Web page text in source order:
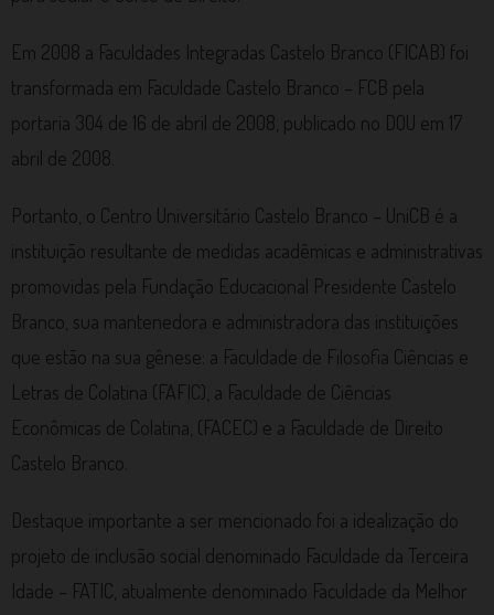
Em 2008 a Faculdades Integradas Castelo Branco (FICAB) foi
transformada em Faculdade Castelo Branco – FCB pela
portaria 304 de 16 de abril de 2008, publicado no DOU em 17
abril de 2008.
Portanto, o Centro Universitário Castelo Branco – UniCB é a
instituição resultante de medidas acadêmicas e administrativas
promovidas pela Fundação Educacional Presidente Castelo
Branco, sua mantenedora e administradora das instituições
que estão na sua gênese: a Faculdade de Filosofia Ciências e
Letras de Colatina (FAFIC), a Faculdade de Ciências
Econômicas de Colatina, (FACEC) e a Faculdade de Direito
Castelo Branco.
Destaque importante a ser mencionado foi a idealização do
projeto de inclusão social denominado Faculdade da Terceira
Idade – FATIC, atualmente denominado Faculdade da Melhor